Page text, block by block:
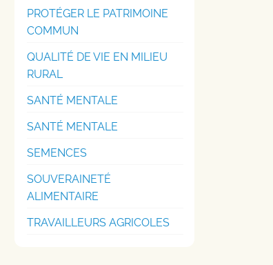
PROTÉGER LE PATRIMOINE
COMMUN
QUALITÉ DE VIE EN MILIEU
RURAL
SANTÉ MENTALE
SANTÉ MENTALE
SEMENCES
SOUVERAINETÉ
ALIMENTAIRE
TRAVAILLEURS AGRICOLES